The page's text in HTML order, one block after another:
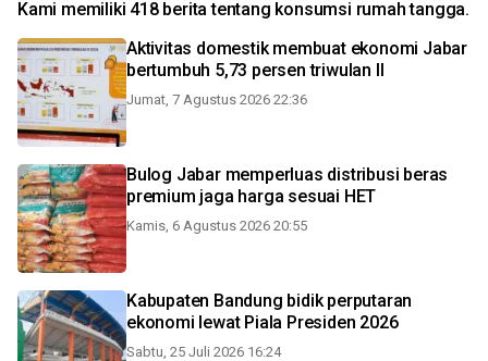
Kami memiliki 418 berita tentang konsumsi rumah tangga.
Aktivitas domestik membuat ekonomi Jabar
bertumbuh 5,73 persen triwulan II
Jumat, 7 Agustus 2026 22:36
Bulog Jabar memperluas distribusi beras
premium jaga harga sesuai HET
Kamis, 6 Agustus 2026 20:55
Kabupaten Bandung bidik perputaran
ekonomi lewat Piala Presiden 2026
Sabtu, 25 Juli 2026 16:24